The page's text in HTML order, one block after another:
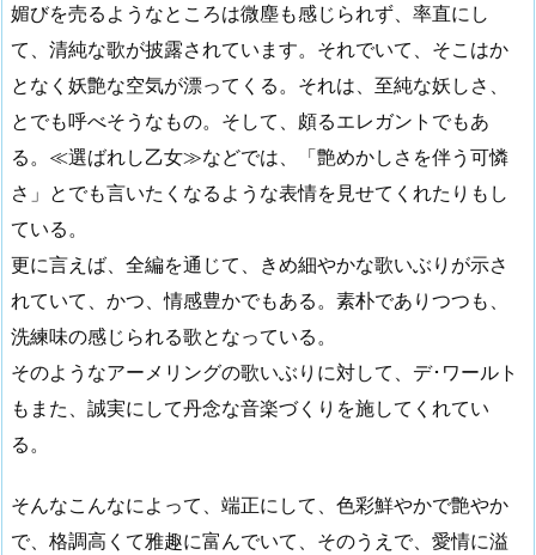
媚びを売るようなところは微塵も感じられず、率直にし
て、清純な歌が披露されています。それでいて、そこはか
となく妖艶な空気が漂ってくる。それは、至純な妖しさ、
とでも呼べそうなもの。そして、頗るエレガントでもあ
る。≪選ばれし乙女≫などでは、「艶めかしさを伴う可憐
さ」とでも言いたくなるような表情を見せてくれたりもし
ている。
更に言えば、全編を通じて、きめ細やかな歌いぶりが示さ
れていて、かつ、情感豊かでもある。素朴でありつつも、
洗練味の感じられる歌となっている。
そのようなアーメリングの歌いぶりに対して、デ･ワールト
もまた、誠実にして丹念な音楽づくりを施してくれてい
る。
そんなこんなによって、端正にして、色彩鮮やかで艶やか
で、格調高くて雅趣に富んでいて、そのうえで、愛情に溢